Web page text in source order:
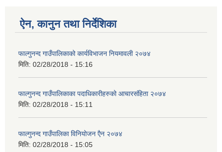
ऐन, कानुन तथा निर्देशिका
फाल्गुनन्द गाउँपालिकाको कार्यविभाजन नियमावली २०७४
मिति: 02/28/2018 - 15:16
फाल्गुनन्द गाउँपालिकाका पदाधिकारीहरुको आचारसंहिता २०७४
मिति: 02/28/2018 - 15:11
फाल्गुनन्द गाउँपालिका विनियोजन एैन २०७४
मिति: 02/28/2018 - 15:05